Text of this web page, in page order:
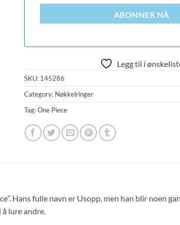
ABONNER NÅ
Legg til i
SKU: 145286
Category: Nøkkelringer
Tag:One Piece
Hans fulle navn er Usopp, men han blir noen
lure andre.